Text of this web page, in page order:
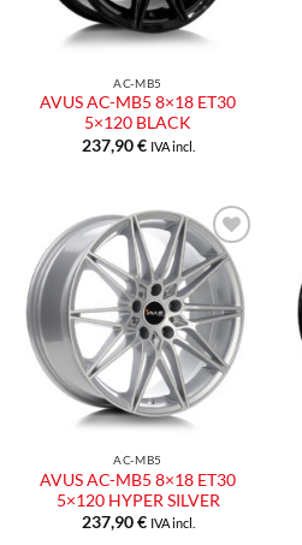
AC-MB5
AVUS AC-MB5 8×18 ET30
5×120 BLACK
237,90€ IVA incl.
AC-MB5
AVUS AC-MB5 8×18 ET30
5×120 HYPER SILVER
237,90€ IVA incl.